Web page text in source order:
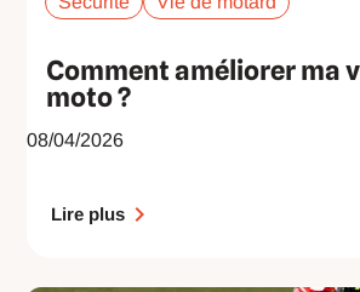
Comment améliorer ma
moto ?
08/04/2026
Lire plus